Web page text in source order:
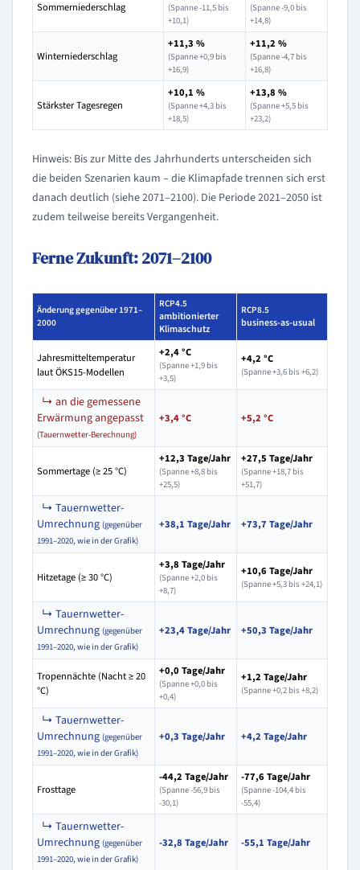
Sommerniederschlag
(Spanne -11,5 bis
+10,1)
(Spanne -9,0 bis
+14,8)
Winterniederschlag
+11,3 %
(Spanne +0,9 bis
+16,9)
+11,2 %
(Spanne -4,7 bis
+16,8)
Stärkster Tagesregen
+10,1 %
(Spanne +4,3 bis
+18,5)
+13,8 %
(Spanne +5,5 bis
+23,2)
Hinweis: Bis zur Mitte des Jahrhunderts unterscheiden sich
die beiden Szenarien kaum – die Klimapfade trennen sich erst
danach deutlich (siehe 2071–2100). Die Periode 2021–2050 ist
zudem teilweise bereits Vergangenheit.
Ferne Zukunft: 2071–2100
Änderung gegenüber 1971–
2000
RCP4.5
ambitionierter
Klimaschutz
RCP8.5
business-as-usual
Jahresmitteltemperatur
laut ÖKS15-Modellen
+2,4 °C
(Spanne +1,9 bis
+3,5)
+4,2 °C
(Spanne +3,6 bis +6,2)
↳ an die gemessene
Erwärmung angepasst
(Tauernwetter-Berechnung)
+3,4 °C +5,2 °C
Sommertage (≥ 25 °C)
+12,3 Tage/Jahr
(Spanne +8,8 bis
+25,5)
+27,5 Tage/Jahr
(Spanne +18,7 bis
+51,7)
↳ Tauernwetter-
Umrechnung (gegenüber
1991–2020, wie in der Grafik)
+38,1 Tage/Jahr +73,7 Tage/Jahr
Hitzetage (≥ 30 °C)
+3,8 Tage/Jahr
(Spanne +2,0 bis
+8,7)
+10,6 Tage/Jahr
(Spanne +5,3 bis +24,1)
↳ Tauernwetter-
Umrechnung (gegenüber
1991–2020, wie in der Grafik)
+23,4 Tage/Jahr +50,3 Tage/Jahr
Tropennächte (Nacht ≥ 20
°C)
+0,0 Tage/Jahr
(Spanne +0,0 bis
+0,4)
+1,2 Tage/Jahr
(Spanne +0,2 bis +8,2)
↳ Tauernwetter-
Umrechnung (gegenüber
1991–2020, wie in der Grafik)
+0,3 Tage/Jahr +4,2 Tage/Jahr
Frosttage
-44,2 Tage/Jahr
(Spanne -56,9 bis
-30,1)
-77,6 Tage/Jahr
(Spanne -104,4 bis
-55,4)
↳ Tauernwetter-
Umrechnung (gegenüber
1991–2020, wie in der Grafik)
-32,8 Tage/Jahr -55,1 Tage/Jahr